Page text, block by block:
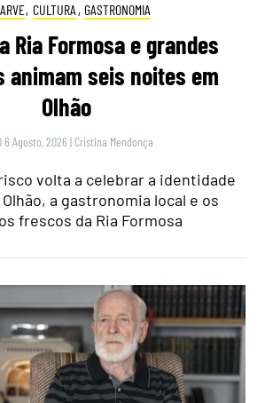
, CULTURA , GASTRONOMIA
Ria Formosa e grandes
animam seis noites em
Olhão
6 Agosto, 2026 | Cristina Mendonça
volta a celebrar a identidade
a gastronomia local e os
frescos da Ria Formosa